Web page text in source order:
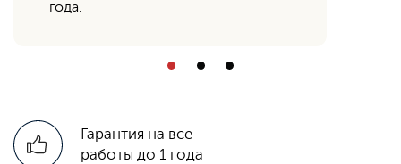
года.
Гарантия на все
работы до 1 года